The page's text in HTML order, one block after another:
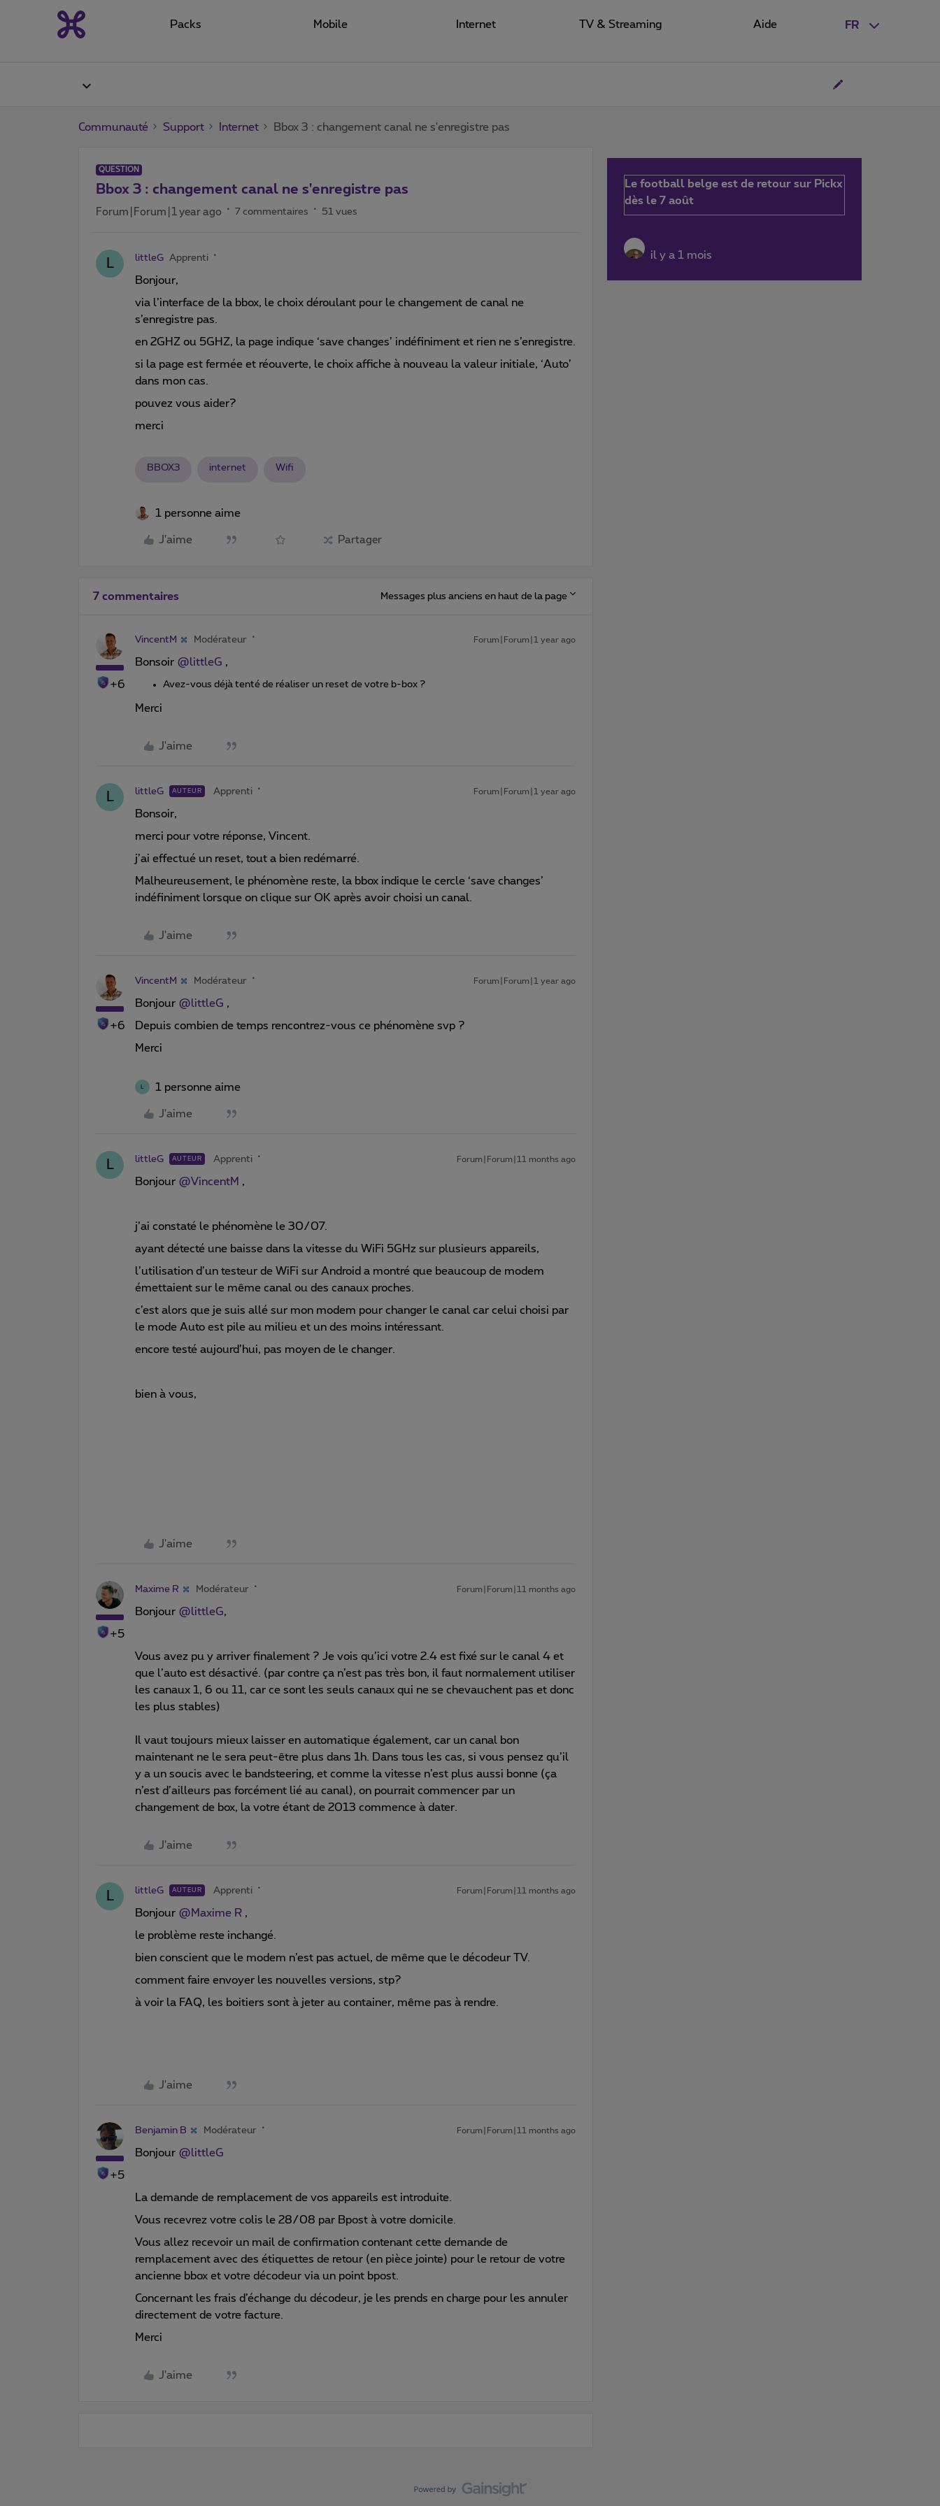
FR
Packs Mobile Internet TV & Streaming Aide
Communauté Support Internet Bbox 3 : changement canal ne s'enregistre pas
QUESTION
Bbox 3 : changement canal ne s'enregistre pas
Forum|Forum|1 year ago 7 commentaires 51 vues
L littleG Apprenti
Bonjour,
via l’interface de la bbox, le choix déroulant pour le changement de canal ne
s’enregistre pas.
en 2GHZ ou 5GHZ, la page indique ‘save changes’ indéfiniment et rien ne s’enregistre.
si la page est fermée et réouverte, le choix affiche à nouveau la valeur initiale, ‘Auto’
dans mon cas.
pouvez vous aider?
merci
BBOX3 internet Wifi
1 personne aime
J'aime Partager
7 commentaires Messages plus anciens en haut de la page
+6
VincentM Modérateur Forum|Forum|1 year ago
Bonsoir ​ @littleG ,
Avez-vous déjà tenté de réaliser un reset de votre b-box ?
Merci
J'aime
L littleG AUTEUR Apprenti Forum|Forum|1 year ago
Bonsoir,
merci pour votre réponse, Vincent.
j’ai effectué un reset, tout a bien redémarré.
Malheureusement, le phénomène reste, la bbox indique le cercle ‘save changes’
indéfiniment lorsque on clique sur OK après avoir choisi un canal.
J'aime
+6
VincentM Modérateur Forum|Forum|1 year ago
Bonjour ​ @littleG ,
Depuis combien de temps rencontrez-vous ce phénomène svp ?
Merci
1 personne aime
J'aime
L littleG AUTEUR Apprenti Forum|Forum|11 months ago
Bonjour ​ @VincentM ,
j’ai constaté le phénomène le 30/07.
ayant détecté une baisse dans la vitesse du WiFi 5GHz sur plusieurs appareils,
l’utilisation d’un testeur de WiFi sur Android a montré que beaucoup de modem
émettaient sur le même canal ou des canaux proches.
c’est alors que je suis allé sur mon modem pour changer le canal car celui choisi par
le mode Auto est pile au milieu et un des moins intéressant.
encore testé aujourd’hui, pas moyen de le changer.
bien à vous,
J'aime
+5
Maxime R Modérateur Forum|Forum|11 months ago
Bonjour ​ @littleG,
Vous avez pu y arriver finalement ? Je vois qu’ici votre 2.4 est fixé sur le canal 4 et
que l’auto est désactivé. (par contre ça n’est pas très bon, il faut normalement utiliser
les canaux 1, 6 ou 11, car ce sont les seuls canaux qui ne se chevauchent pas et donc
les plus stables)
Il vaut toujours mieux laisser en automatique également, car un canal bon
maintenant ne le sera peut-être plus dans 1h. Dans tous les cas, si vous pensez qu’il
y a un soucis avec le bandsteering, et comme la vitesse n’est plus aussi bonne (ça
n’est d’ailleurs pas forcément lié au canal), on pourrait commencer par un
changement de box, la votre étant de 2013 commence à dater.
J'aime
L littleG AUTEUR Apprenti Forum|Forum|11 months ago
Bonjour ​ @Maxime R ,
le problème reste inchangé.
bien conscient que le modem n’est pas actuel, de même que le décodeur TV.
comment faire envoyer les nouvelles versions, stp?
à voir la FAQ, les boitiers sont à jeter au container, même pas à rendre.
J'aime
+5
Benjamin B Modérateur Forum|Forum|11 months ago
Bonjour ​ @littleG
La demande de remplacement de vos appareils est introduite.
Vous recevrez votre colis le 28/08 par Bpost à votre domicile.
Vous allez recevoir un mail de confirmation contenant cette demande de
remplacement avec des étiquettes de retour (en pièce jointe) pour le retour de votre
ancienne bbox et votre décodeur via un point bpost.
Concernant les frais d’échange du décodeur, je les prends en charge pour les annuler
directement de votre facture.
Merci
J'aime
Le football belge est de retour sur Pickx
dès le 7 août
il y a 1 mois